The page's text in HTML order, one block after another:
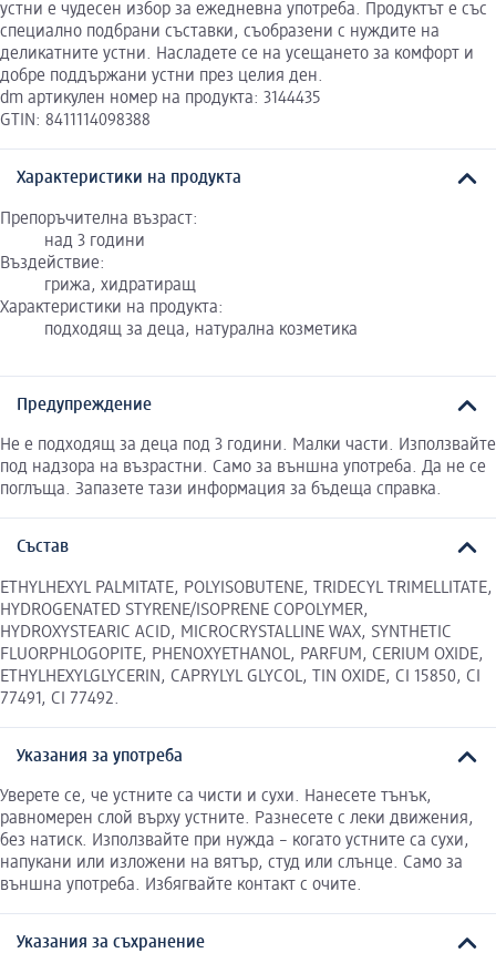
устни е чудесен избор за ежедневна употреба. Продуктът е със
специално подбрани съставки, съобразени с нуждите на
деликатните устни. Насладете се на усещането за комфорт и
добре поддържани устни през целия ден.
dm артикулен номер на продукта: 3144435
GTIN: 8411114098388
Характеристики на продукта
Препоръчителна възраст:
над 3 години
Въздействие:
грижа, хидратиращ
Характеристики на продукта:
подходящ за деца, натурална козметика
Предупреждение
Не е подходящ за деца под 3 години. Малки части. Използвайте
под надзора на възрастни. Само за външна употреба. Да не се
поглъща. Запазете тази информация за бъдеща справка.
Състав
ETHYLHEXYL PALMITATE, POLYISOBUTENE, TRIDECYL TRIMELLITATE,
HYDROGENATED STYRENE/ISOPRENE COPOLYMER,
HYDROXYSTEARIC ACID, MICROCRYSTALLINE WAX, SYNTHETIC
FLUORPHLOGOPITE, PHENOXYETHANOL, PARFUM, CERIUM OXIDE,
ETHYLHEXYLGLYCERIN, CAPRYLYL GLYCOL, TIN OXIDE, CI 15850, CI
77491, CI 77492.
Указания за употреба
Уверете се, че устните са чисти и сухи. Нанесете тънък,
равномерен слой върху устните. Разнесете с леки движения,
без натиск. Използвайте при нужда – когато устните са сухи,
напукани или изложени на вятър, студ или слънце. Само за
външна употреба. Избягвайте контакт с очите.
Указания за съхранение